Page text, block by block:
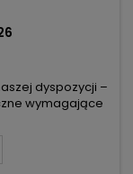
dyspozycji –
wymagające
wymagające 2
go wykonywać